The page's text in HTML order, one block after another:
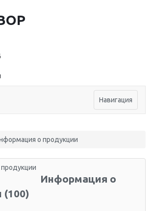
Навигация
о продукции
Информация о
(100)